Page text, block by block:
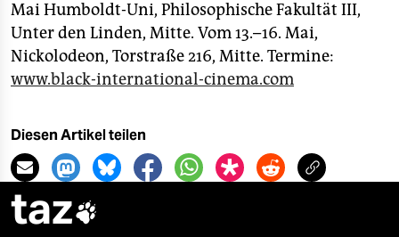
Mai Humboldt-Uni, Philosophische Fakultät III,
Unter den Linden, Mitte. Vom 13.–16. Mai,
Nickolodeon, Torstraße 216, Mitte. Termine:
www.black-international-cinema.com
Diesen Artikel teilen
taz